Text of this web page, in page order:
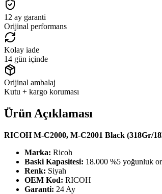
12 ay garanti
Orijinal performans
Kolay iade
14 gün içinde
Orijinal ambalaj
Kutu + kargo koruması
Ürün Açıklaması
RICOH M-C2000, M-C2001 Black (318Gr/
Marka: Ricoh
Baski Kapasitesi: 18.000 %5 yoğunluk
Renk: Siyah
OEM Kod: RICOH
Garanti: 24 Ay